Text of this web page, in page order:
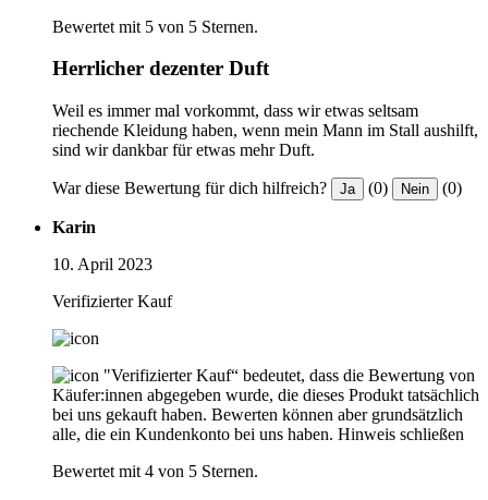
Bewertet mit 5 von 5 Sternen.
Herrlicher dezenter Duft
Weil es immer mal vorkommt, dass wir etwas seltsam
riechende Kleidung haben, wenn mein Mann im Stall aushilft,
sind wir dankbar für etwas mehr Duft.
War diese Bewertung für dich hilfreich? Ja (0) Nein (0)
Karin
10. April 2023
Verifizierter Kauf
"Verifizierter Kauf“ bedeutet, dass die Bewertung von
Käufer:innen abgegeben wurde, die dieses Produkt tatsächlich
bei uns gekauft haben. Bewerten können aber grundsätzlich
alle, die ein Kundenkonto bei uns haben. Hinweis schließen
Bewertet mit 4 von 5 Sternen.